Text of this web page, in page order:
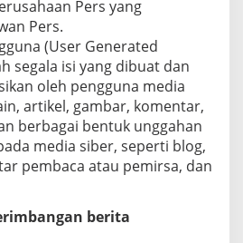
Pers yang
Pers.
(User Generated
segala isi yang dibuat dan
oleh pengguna media
artikel, gambar, komentar,
berbagai bentuk unggahan
media siber, seperti blog,
pembaca atau pemirsa, dan
berita